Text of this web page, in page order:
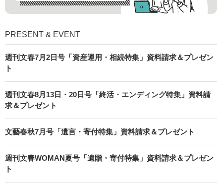
PRESENT & EVENT
週刊文春7月2日号「資産運用・相続特集」資料請求＆プレゼン
ト
週刊文春8月13日・20日号「終活・エンディング特集」資料請
求＆プレゼント
文藝春秋7月号「遺言・寄付特集」資料請求＆プレゼント
週刊文春WOMAN夏号「遺贈・寄付特集」資料請求＆プレゼン
ト